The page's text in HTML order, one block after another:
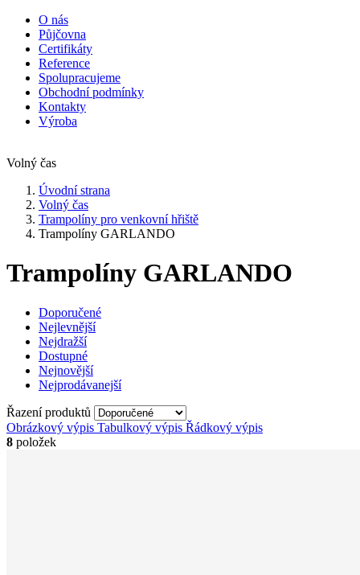
O nás
Půjčovna
Certifikáty
Reference
Spolupracujeme
Obchodní podmínky
Kontakty
Výroba
Volný čas
Úvodní strana
Volný čas
Trampolíny pro venkovní hřiště
Trampolíny GARLANDO
Trampolíny GARLANDO
Doporučené
Nejlevnější
Nejdražší
Dostupné
Nejnovější
Nejprodávanejší
Řazení produktů
Obrázkový výpis Tabulkový výpis Řádkový výpis
8 položek